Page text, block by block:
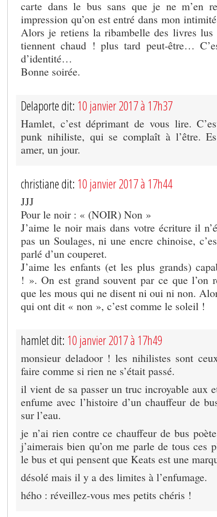
carte dans le bus sans que je ne m’en
impression qu’on est entré dans mon
Alors je retiens la ribambelle des livres lus
tiennent chaud ! plus tard peut-être…
d’identité…
Bonne soirée.
Delaporte dit: 10 janvier 2017 à 17h37
Hamlet, c’est déprimant de vous lire.
punk nihiliste, qui se complaît à l’être.
amer, un jour.
christiane dit: 10 janvier 2017 à 17h44
JJJ
Pour le noir : « (NOIR) Non »
J’aime le noir mais dans votre écriture il
pas un Soulages, ni une encre chinoise,
parlé d’un couperet.
J’aime les enfants (et les plus grands)
! ». On est grand souvent par ce que l’on
que les mous qui ne disent ni oui ni non.
qui ont dit « non », c’est comme le soleil !
hamlet dit: 10 janvier 2017 à 17h49
monsieur deladoor ! les nihilistes sont
faire comme si rien ne s’était passé.
il vient de sa passer un truc incroyable aux
enfume avec l’histoire d’un chauffeur de
sur l’eau.
je n’ai rien contre ce chauffeur de bus
j’aimerais bien qu’on me parle de tous ces
le bus et qui pensent que Keats est une
désolé mais il y a des limites à l’enfumage.
hého : réveillez-vous mes petits chéris !